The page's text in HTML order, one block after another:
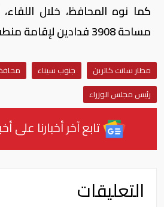
كما نوه المحافظ، خلال
مساحة 3908 فدادين لإقامة منطقة صناعية بأبوزنيمة.
مطار سانت كاترين جنوب سيناء
رئيس مجلس الوزراء
تابع آخر أخبارنا على
التعليقات